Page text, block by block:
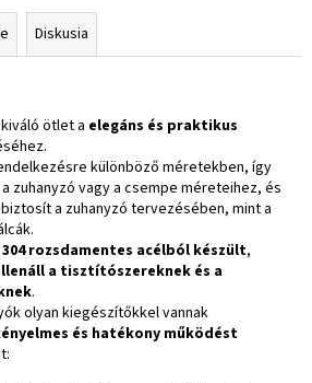
Diskusia
ötlet a elegáns és praktikus
különböző méretekben, így
zuhanyzó vagy a csempe méreteihez, és
a zuhanyzó tervezésében, mint a
304 rozsdamentes acélból készült,
a tisztítószereknek és a
.
olyan kiegészítőkkel vannak
és hatékony működést